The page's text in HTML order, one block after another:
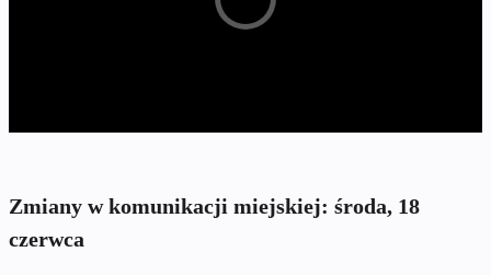
Zmiany w komunikacji miejskiej: środa, 18
czerwca